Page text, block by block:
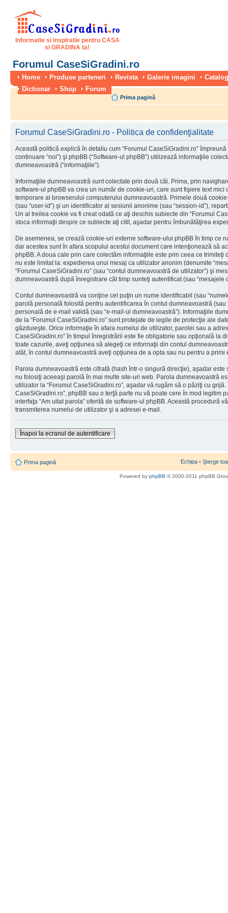
Informatie si inspiratie pentru CASA
si GRADINA ta!
Forumul CaseSiGradini.ro
Home Produse parteneri Revista Galerie imagini
Dictionar
Shop Forum
Prima pagină
Forumul CaseSiGradini.ro - Politica de confidenţialitate
Această politică explică în detaliu cum “Forumul CaseSiGradini.ro”
continuare “noi”) şi phpBB (“Software-ul phpBB”) utilizează informaţiile
dumneavoastră (“informaţiile”).
Informaţiile dumneavoastră sunt colectate prin două căi. Prima, prin
software-ul phpBB va crea un număr de cookie-uri, care sunt fişiere text mici
temporare al browserului computerului dumneavoastră. Primele două
(sau “user-id”) şi un identificator al sesiunii anonime (sau “session-id”),
Un al treilea cookie va fi creat odată ce aţi deschis subiecte din “Forumul
stoca informaţii despre ce subiecte aţi citit, aşadar pentru îmbunătăţirea
De asemenea, se crează cookie-uri externe software-ului phpBB în timp ce
dar acestea sunt în afara scopului acestui document care intenţionează să
phpBB. A doua cale prin care colectăm informaţiile este prin ceea ce trimiteţi
nu este limitat la: expedierea unui mesaj ca utilizator anonim (denumite
“Forumul CaseSiGradini.ro” (sau “contul dumneavoastră de utilizator”) şi
dumneavoastră după înregistrare cât timp sunteţi autentificat (sau “mesajele
Contul dumneavoastră va conţine cel puţin un nume identificabil (sau
parolă personală folosită pentru autentificarea în contul dumneavoastră (sau
personală de e-mail validă (sau “e-mail-ul dumneavoastră”). Informaţiile
de la “Forumul CaseSiGradini.ro” sunt protejate de legile de protecţie ale
găzduieşte. Orice informaţie în afara numelui de utilizator, parolei sau a
CaseSiGradini.ro” în timpul înregistrării este fie obligatorie sau opţională la
toate cazurile, aveţi opţiunea să alegeţi ce informaţii din contul
atât, în contul dumneavoastră aveţi opţiunea de a opta sau nu pentru a
Parola dumneavoastră este cifrată (hash într-o singură direcţie), aşadar este
nu folosiţi aceeaşi parolă în mai multe site-uri web. Parola dumneavoastră
utilizator la “Forumul CaseSiGradini.ro”, aşadar vă rugăm să o păziţi cu
CaseSiGradini.ro”, phpBB sau o terţă parte nu vă poate cere în mod legitim
interfaţa “Am uitat parola” oferită de software-ul phpBB. Această procedură
transmiterea numelui de utilizator şi a adresei e-mail.
Înapoi la ecranul de autentificare
Prima pagină Echipa • Şterge
Powered by phpBB © 2000-2011 phpBB